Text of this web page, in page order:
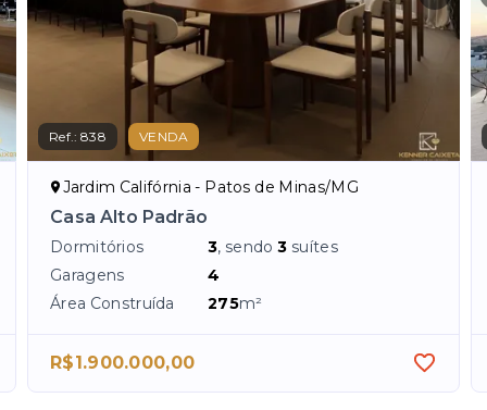
Ref.:838 VENDA
Jardim Califórnia - Patos de Minas/MG
Casa Alto Padrão
Dormitórios 3, sendo3 suítes
Garagens
4
Área Construída
275m²
R$1.900.000,00